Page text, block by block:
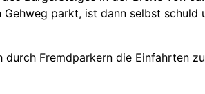
parkt, ist dann selbst schuld
Fremdparkern die Einfahrten